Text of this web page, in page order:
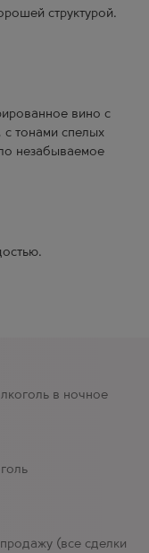
структурой.
вино с
тонами спелых
незабываемое
в ночное
(все сделки